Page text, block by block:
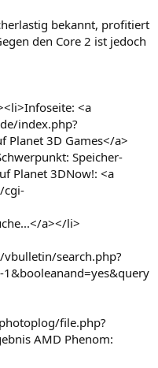
bekannt, profitiert
den Core 2 ist jedoch
<a
index.php?
Planet 3D Games</a>
Speicher-
Planet 3DNow!: <a
cgi-
a></li>
search.php?
file.php?
AMD Phenom: